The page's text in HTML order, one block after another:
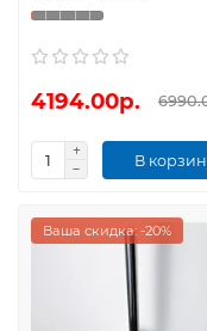
4194.00р.
В
Ваша скидка: -20%